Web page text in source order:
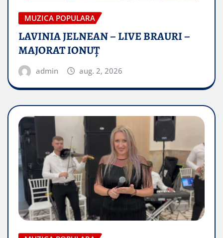
MUZICA POPULARA
LAVINIA JELNEAN – LIVE BRAURI –
MAJORAT IONUŢ
admin aug. 2, 2026